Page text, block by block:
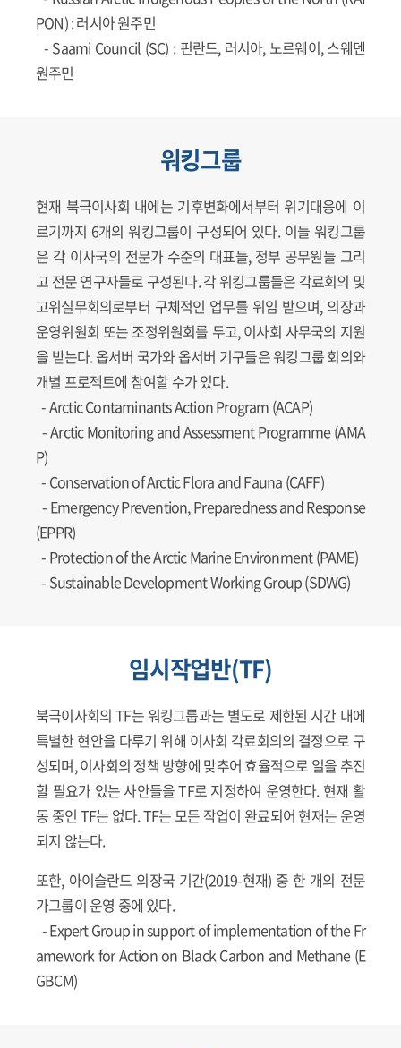
PON): 러시아 원주민
- Saami Council (SC) : 핀란드, 러시아, 노르웨이, 스웨덴
원주민
워킹그룹
현재 북극이사회 내에는 기후변화에서부터 위기대응에 이
르기까지 6개의 워킹그룹이 구성되어 있다. 이들 워킹그룹
은 각 이사국의 전문가 수준의 대표들, 정부 공무원들 그리
고 전문 연구자들로 구성된다. 각 워킹그룹들은 각료회의 및
고위실무회의로부터 구체적인 업무를 위임 받으며, 의장과
운영위원회 또는 조정위원회를 두고, 이사회 사무국의 지원
을 받는다. 옵서버 국가와 옵서버 기구들은 워킹그룹 회의와
개별 프로젝트에 참여할 수가 있다.
-Arctic Contaminants Action Program (ACAP)
-Arctic Monitoring and Assessment Programme (AMA
P)
- Conservation of Arctic Flora and Fauna (CAFF)
- Emergency Prevention, Preparedness and Response
(EPPR)
- Protection of the Arctic Marine Environment (PAME)
- Sustainable Development Working Group (SDWG)
임시작업반(TF)
북극이사회의 TF는 워킹그룹과는 별도로 제한된 시간 내에
특별한 현안을 다루기 위해 이사회 각료회의의 결정으로 구
성되며, 이사회의 정책 방향에 맞추어 효율적으로 일을 추진
할 필요가 있는 사안들을 TF로 지정하여 운영한다. 현재 활
동 중인 TF는 없다. TF는 모든 작업이 완료되어 현재는 운영
되지 않는다.
또한, 아이슬란드 의장국 기간(2019-현재) 중 한 개의 전문
가그룹이 운영 중에 있다.
- Expert Group in support of implementation of the Fr
amework for Action on Black Carbon and Methane (E
GBCM)